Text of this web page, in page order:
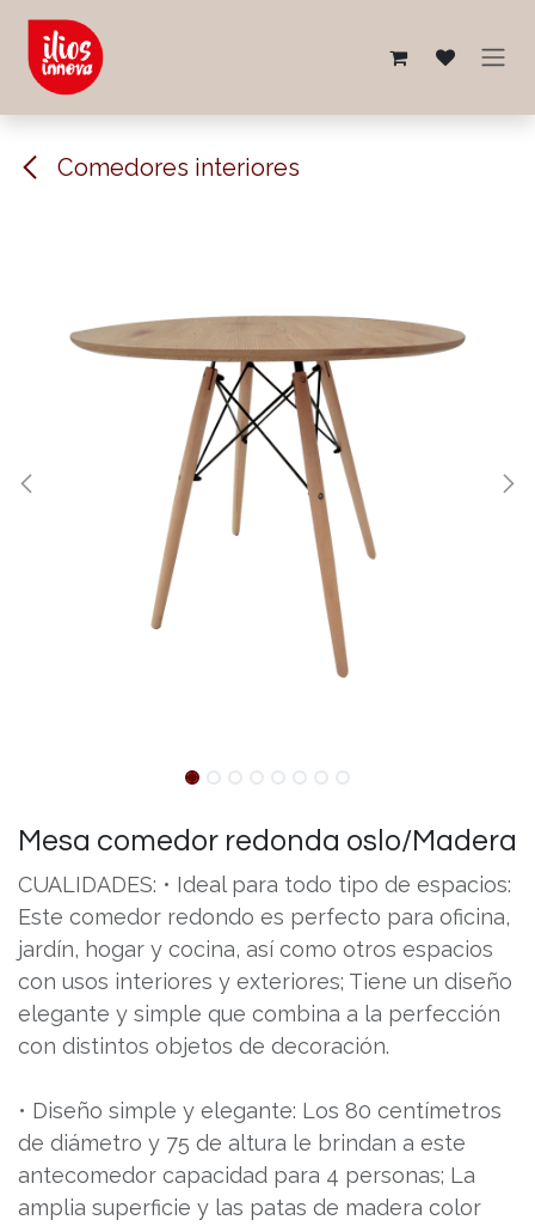
Ir al contenido
Comedores interiores
Mesa comedor redonda oslo/Madera
CUALIDADES: • Ideal para todo tipo de espacios:
Este comedor redondo es perfecto para oficina,
jardín, hogar y cocina, así como otros espacios
con usos interiores y exteriores; Tiene un diseño
elegante y simple que combina a la perfección
con distintos objetos de decoración.
• Diseño simple y elegante: Los 80 centímetros
de diámetro y 75 de altura le brindan a este
antecomedor capacidad para 4 personas; La
amplia superficie y las patas de madera color